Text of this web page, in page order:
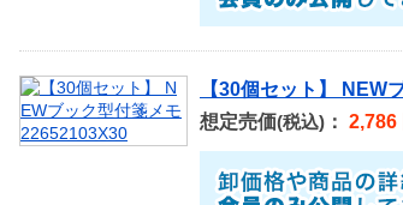
【30個セット】 NEW
想定売価(税込) ： 2,786